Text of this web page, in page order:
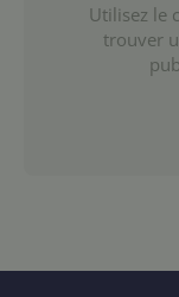
Utilisez le
trouver